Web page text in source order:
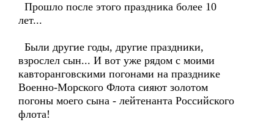
Прошло после этого праздника более 10
лет...
Были другие годы, другие праздники,
взрослел сын... И вот уже рядом с моими
кавторанговскими погонами на празднике
Военно-Морского Флота сияют золотом
погоны моего сына - лейтенанта Российского
флота!